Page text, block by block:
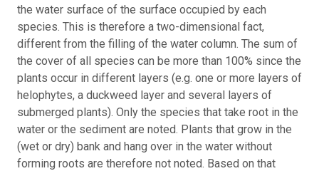
the water surface of the surface occupied by each
species. This is therefore a two-dimensional fact,
different from the filling of the water column. The sum of
the cover of all species can be more than 100% since the
plants occur in different layers (e.g. one or more layers of
helophytes, a duckweed layer and several layers of
submerged plants). Only the species that take root in the
water or the sediment are noted. Plants that grow in the
(wet or dry) bank and hang over in the water without
forming roots are therefore not noted. Based on that